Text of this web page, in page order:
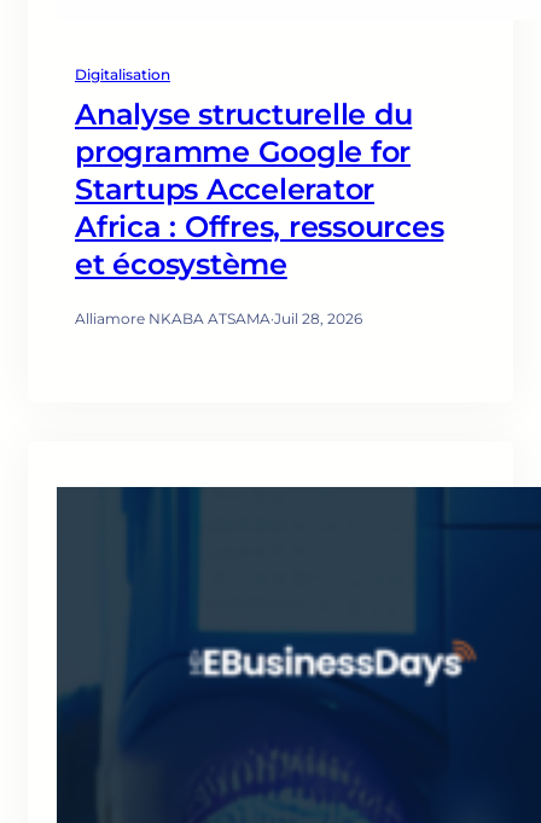
Digitalisation
Analyse structurelle du
programme Google for
Startups Accelerator
Africa : Offres, ressources
et écosystème
Alliamore NKABA ATSAMA·Juil 28, 2026